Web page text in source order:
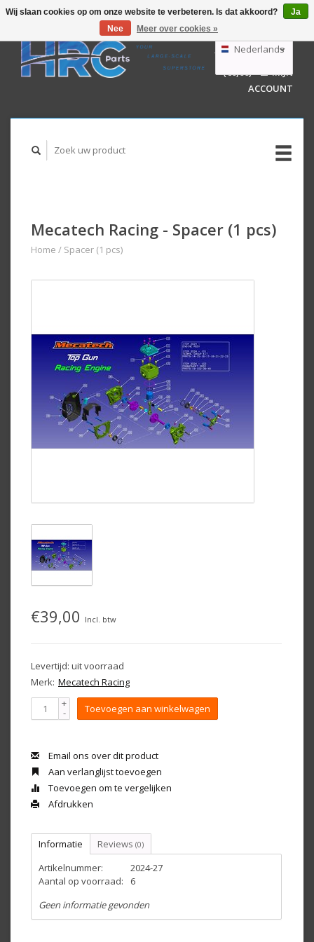
GBP
AUD
Nederlands
Deutsch
English
WINKELWAGEN
(€0,00)
MIJN
ACCOUNT
Mecatech Racing - Spacer (1 pcs)
Home / Spacer (1 pcs)
€39,00 Incl. btw
Levertijd: uit voorraad
Merk: Mecatech Racing
+
- Toevoegen aan winkelwagen
Email ons over dit product
Aan verlanglijst toevoegen
Toevoegen om te vergelijken
Afdrukken
Informatie Reviews (0)
Artikelnummer:
2024-27
Aantal op voorraad:
6
Geen informatie gevonden
Wij slaan cookies op om onze website te verbeteren. Is dat akkoord?
Ja
Nee
Meer over cookies »